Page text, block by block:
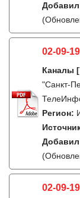
Добавил
02-09-
Каналы
"Санкт-
Регион:
Добавил
02-09-